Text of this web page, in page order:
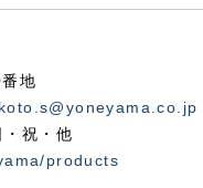
地
祝・他
products